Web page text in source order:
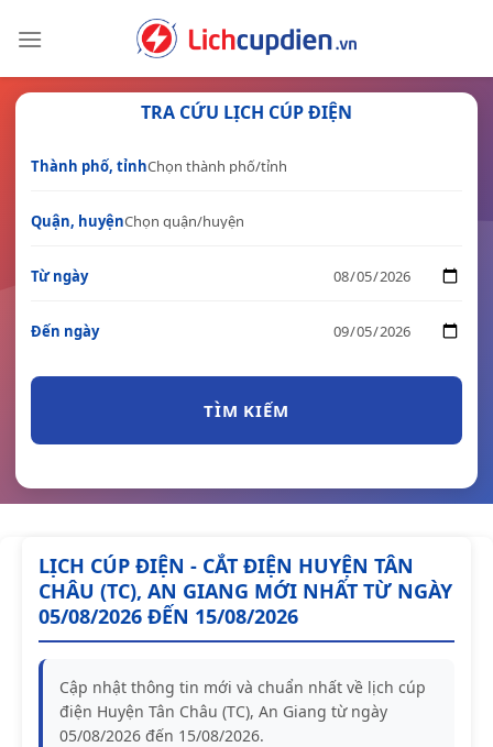
TRA CỨU LỊCH CÚP ĐIỆN
Thành phố, tỉnh
Quận, huyện
Từ ngày
Đến ngày
TÌM KIẾM
LỊCH CÚP ĐIỆN - CẮT ĐIỆN HUYỆN TÂN
CHÂU (TC), AN GIANG MỚI NHẤT TỪ NGÀY
05/08/2026 ĐẾN 15/08/2026
Cập nhật thông tin mới và chuẩn nhất về lịch cúp
điện Huyện Tân Châu (TC), An Giang từ ngày
05/08/2026 đến 15/08/2026.